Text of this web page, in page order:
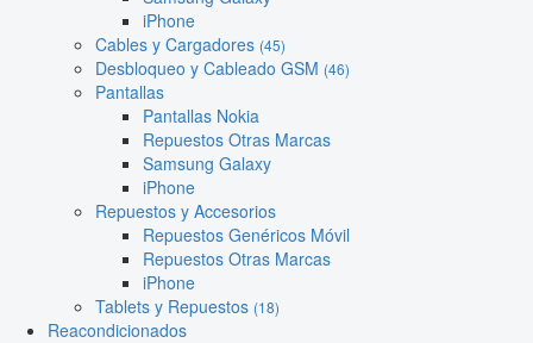
iPhone
Cables y Cargadores (45)
Desbloqueo y Cableado GSM (46)
Pantallas
Pantallas Nokia
Repuestos Otras Marcas
Samsung Galaxy
iPhone
Repuestos y Accesorios
Repuestos Genéricos Móvil
Repuestos Otras Marcas
iPhone
Tablets y Repuestos (18)
Reacondicionados